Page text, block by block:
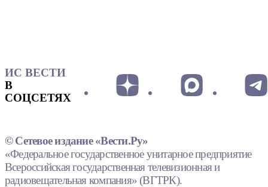
ИС ВЕСТИ
В
СОЦСЕТЯХ
© Сетевое издание «Вести.Ру»
«Федеральное государственное унитарное предприятие
Всероссийская государственная телевизионная и
радиовещательная компания» (ВГТРК).